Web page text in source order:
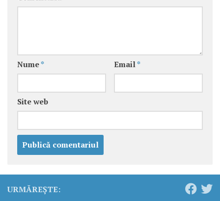
Nume* Email*
Site web
URMĂREȘTE: